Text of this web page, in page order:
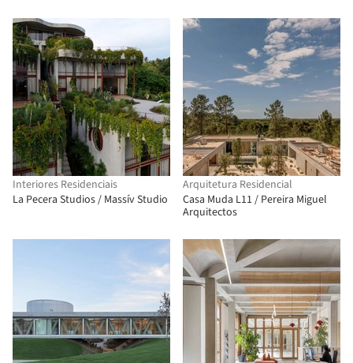
Interiores Residenciais
La Pecera Studios / Massív Studio
Arquitetura Residencial
Casa Muda L11 / Pereira Miguel
Arquitectos